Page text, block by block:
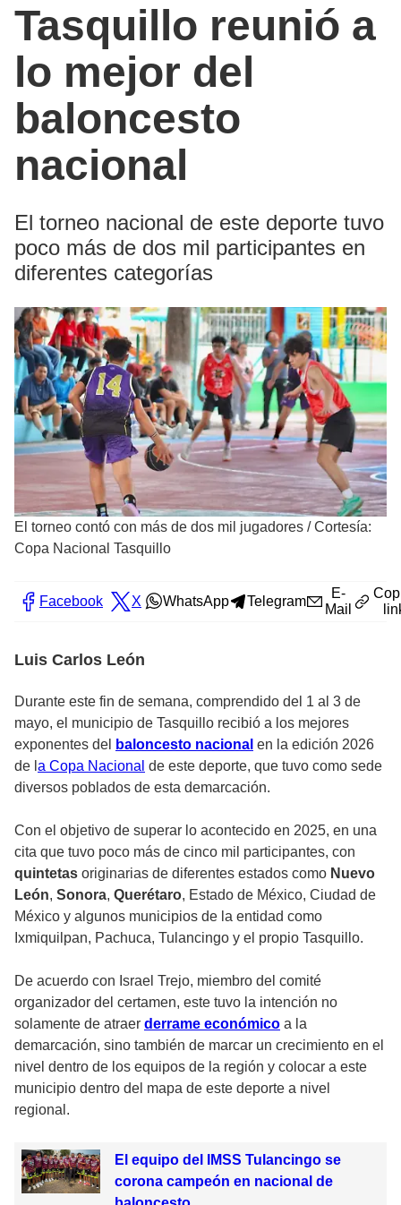
Tasquillo reunió a
lo mejor del
baloncesto
nacional
El torneo nacional de este deporte tuvo
poco más de dos mil participantes en
diferentes categorías
El torneo contó con más de dos mil jugadores /Cortesía:
Copa Nacional Tasquillo
Facebook X WhatsApp Telegram
E-
Mail
Luis Carlos León
Durante este fin de semana, comprendido del 1 al 3 de
mayo, el municipio de Tasquillo recibió a los mejores
exponentes del
baloncesto nacional en la edición 2026
de l a Copa Nacional de este deporte, que tuvo como sede
diversos poblados de esta demarcación.
Con el objetivo de superar lo acontecido en 2025, en una
cita que tuvo poco más de cinco mil participantes, con
quintetas originarias de diferentes estados como Nuevo
León, Sonora, Querétaro, Estado de México, Ciudad de
México y algunos municipios de la entidad como
Ixmiquilpan, Pachuca, Tulancingo y el propio Tasquillo.
De acuerdo con Israel Trejo, miembro del comité
organizador del certamen, este tuvo la intención no
solamente de atraer derrame económico a la
demarcación, sino también de marcar un crecimiento en el
nivel dentro de los equipos de la región y colocar a este
municipio dentro del mapa de este deporte a nivel
regional.
El equipo del IMSS Tulancingo se
corona campeón en nacional de